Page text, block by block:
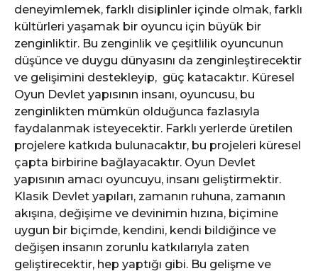
deneyimlemek, farklı disiplinler içinde olmak, farklı
kültürleri yaşamak bir oyuncu için büyük bir
zenginliktir. Bu zenginlik ve çeşitlilik oyuncunun
düşünce ve duygu dünyasını da zenginleştirecektir
ve gelişimini destekleyip, güç katacaktır. Küresel
Oyun Devlet yapısının insanı, oyuncusu, bu
zenginlikten mümkün olduğunca fazlasıyla
faydalanmak isteyecektir. Farklı yerlerde üretilen
projelere katkıda bulunacaktır, bu projeleri küresel
çapta birbirine bağlayacaktır. Oyun Devlet
yapısının amacı oyuncuyu, insanı geliştirmektir.
Klasik Devlet yapıları, zamanın ruhuna, zamanın
akışına, değişime ve devinimin hızına, biçimine
uygun bir biçimde, kendini, kendi bildiğince ve
değişen insanın zorunlu katkılarıyla zaten
geliştirecektir, hep yaptığı gibi. Bu gelişme ve